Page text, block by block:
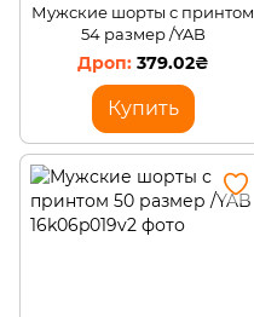
Мужские шорты с принтом
54 размер /YAB
379.02₴
Купить